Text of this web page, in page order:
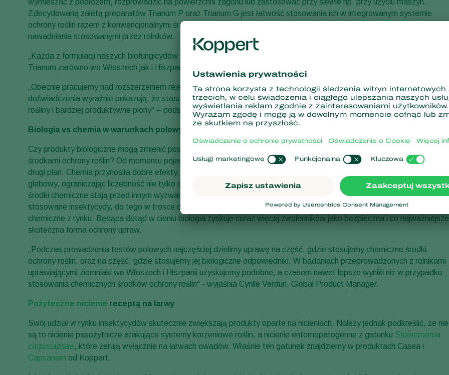
wymieszać z podłożem, rozprowadzić na powierzchni zagonu lub zastosować przy siewie np. przy użyciu maszyn.
Zdecydowaną zaletą preparatów Trianum P oraz Trianum G jest łatwość stosowania ich w integrowanym systemie
ochrony roślin razem z konwencjonalnymi środkami chemicznymi oraz kompatybilność Trianum P z systemami
nawadniania stosowanymi przez rolników.
„Każda z formulacji naszych biofungicydów w testach wypadła dobrze, a nawet bardzo dobrze. Obecnie
Trianum zarówno we Włoszech jak i Hiszpanii do celów komercyjnych” - z dumą podkreśla Banzato.
„Obecnie pracujemy nad rozszerzeniem rejestracji dla producentów ziemniaków w Europie Środkowej. Testy i
doświadczenia wyraźnie pokazują, że stosując biologiczne środki ochrony marki Koppert możemy zapewnić zdrowsze
rośliny i bardziej produktywne plony" – podsumowuje.
Biologia vs chemia w warunkach polowych
Czy produkty biologiczne mogą zmienić postrzeganie ich rzekomo niższej skuteczności w porównaniu z chemicznymi
środkami ochrony roślin? Od momentu pojawienia się na rynku środków chemicznych naturalne metody ochrony zeszły
drugi plan. Chemia przynosiła dobre efekty, ale ceną za jej stosowanie nierzadko była i jest ingerencja w cały ekosystem
glebowy, ograniczając liczebność nie tylko organizmów szkodliwych, ale także pożytecznych. Obecnie rolnicy stosujący
środki chemiczne stają przed innym wyzwaniem – na przestrzeni dziesięcioleci szkodniki zdążyły uodpornić się na
stosowane insektycydy, do tego w trosce o zdrowie i życie specjalne organa wycofują poszczególne substancje
chemiczne z rynku. Będąca dotąd w cieniu biologia zyskuje coraz więcej zwolenników jako bezpieczna i co najważniejsze
skuteczna forma ochrony upraw.
„Podczas prowadzenia testów polowych najczęściej dzielimy uprawę na część, gdzie stosujemy chemiczne środki
ochrony roślin, oraz na część, gdzie stosujemy jej biologiczne odpowiedniki. W badaniach przeprowadzonych z rolnikami
uprawiającymi ziemniaki we Włoszech i Hiszpanii uzyskujemy podobne, a czasem nawet lepsze wyniki niż w przypadku
stosowania chemicznych środków ochrony roślin" - wyjaśnia Cyrille Verdun, Global Product Manager.
Pożyteczne nicienie receptą na larwy
Swój udział w rynku insektycydów skutecznie zwiększają produkty oparte na nicieniach. Należy jednak podkreślić, że nie
są to nicienie pasożytnicze atakujące systemy korzeniowe roślin, a nicienie entomopatogenne z gatunku Steinernema
carpocapsae, które żerują wyłącznie na larwach owadów. Właśnie ten gatunek znajdziemy w produktach Casea i
Capsanem od Koppert.